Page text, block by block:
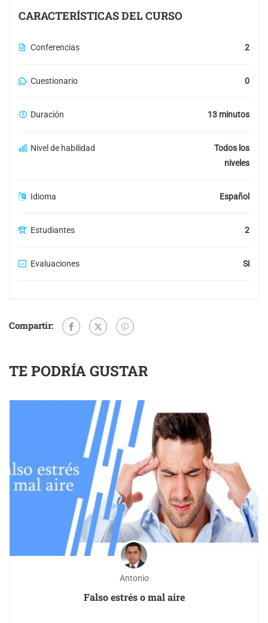
CARACTERÍSTICAS DEL CURSO
Conferencias 2
Cuestionario 0
Duración 13 minutos
Nivel de habilidad
Todos los
niveles
Idioma Español
Estudiantes 2
Evaluaciones Si
Compartir:
TE PODRÍA GUSTAR
Antonio
Falso estrés o mal aire